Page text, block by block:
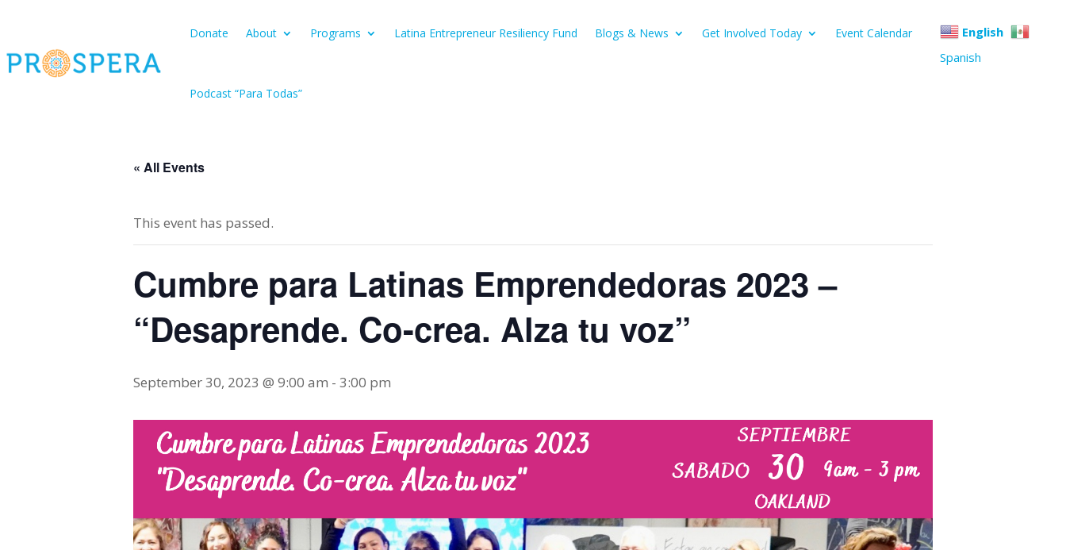
Donate About Programs Latina Entrepreneur Resiliency Fund Blogs & News Get Involved Today Event Calendar
Podcast “Para Todas”
English
Spanish
« All Events
This event has passed.
Cumbre para Latinas Emprendedoras 2023 –
“Desaprende. Co-crea. Alza tu voz”
September 30, 2023 @ 9:00 am - 3:00 pm